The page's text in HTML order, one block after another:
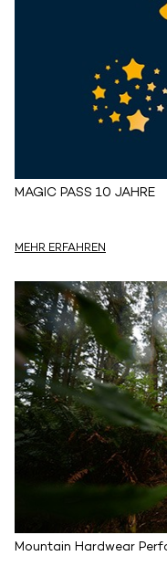
MAGIC PASS 10 JAHRE
MEHR ERFAHREN
Mountain Hardwear